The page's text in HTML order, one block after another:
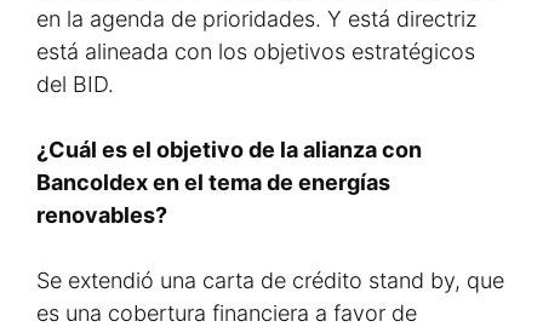
en la agenda de prioridades. Y está directriz
está alineada con los objetivos estratégicos
del BID.
¿Cuál es el objetivo de la alianza con
Bancoldex en el tema de energías
renovables?
Se extendió una carta de crédito stand by, que
es una cobertura financiera a favor de